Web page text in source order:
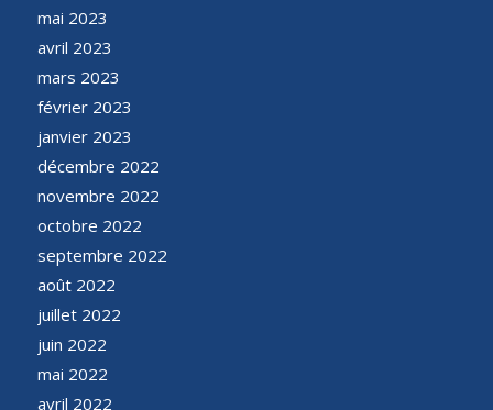
mai 2023
avril 2023
mars 2023
février 2023
janvier 2023
décembre 2022
novembre 2022
octobre 2022
septembre 2022
août 2022
juillet 2022
juin 2022
mai 2022
avril 2022